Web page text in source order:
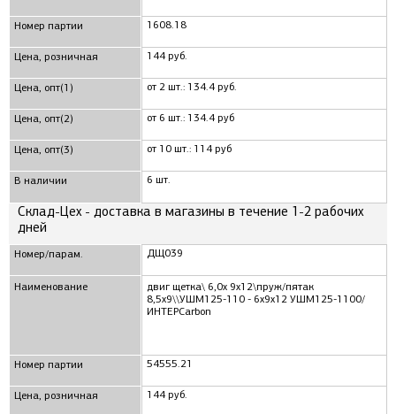
Номер партии
Цена, розничная
Цена, опт(1)
Цена, опт(2)
Цена, опт(3)
В наличии
1608.18
144 руб.
от 2 шт.: 134.4 руб.
от 6 шт.: 134.4 руб
от 10 шт.: 114 руб
6 шт.
Склад-Цех - доставка в магазины в течение 1-2 рабочих
дней
Номер/парам.
Наименование
Номер партии
Цена, розничная
ДЩ039
двиг щетка\ 6,0x 9x12\пруж/пятак
8,5x9\\УШМ125-110 - 6x9x12 УШМ125-1100/
ИНТЕРCarbon
54555.21
144 руб.